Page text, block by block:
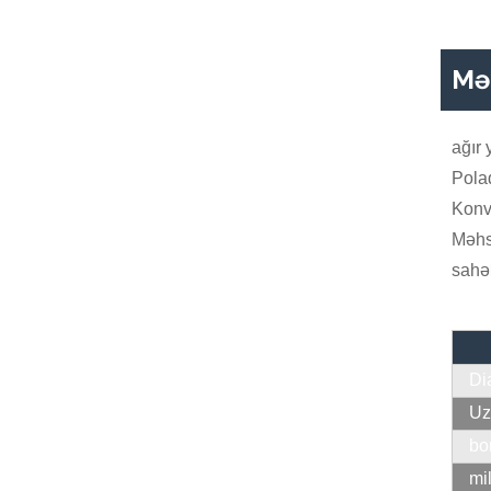
ağır
mil